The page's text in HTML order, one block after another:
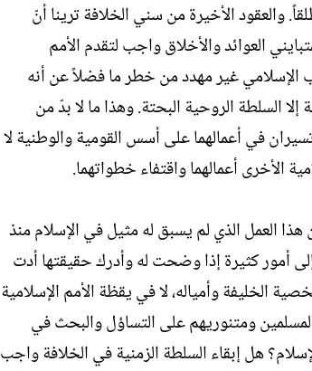
والعقود الأخيرة من سني الخلافة ترينا أنّ
العوائد والأخلاق واجب لتقدم الأمم
الإسلامي غير مهدد من خطر ما فضلاً عن أنه
السلطة الروحية البحتة. وهذا ما لا بدّ من
في أعمالهما على أسس القومية والوطنية لا
الأخرى أعمالهما واقتفاء خطواتهما.
العمل الذي لم يسبق له مثيل في الإسلام منذ
أمور كثيرة إذا وضحت له وأدرك حقيقتها أدت
الخليفة وأمياله، لا في يقظة الأمم الإسلامية
ومتنوريهم على التساؤل والبحث في
هل إبقاء السلطة الزمنية في الخلافة واجب